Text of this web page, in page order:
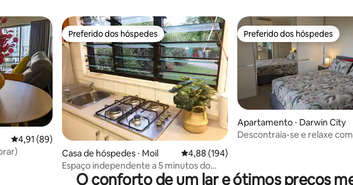
4,91 de uma avaliação média de 5, 89 avaliações
4,91 (89)
Preferido dos hóspedes
Preferido dos hóspedes
Casa de hóspedes ⋅ Moil 4,88 de uma avaliação média de 5, 194
4,88 (194)
Espaço independente a 5 minutos do
aeroporto
Preferido dos hóspedes
Preferido dos hóspedes
Apartamento ⋅ Darwin City
Descontraia-se e relaxe
O conforto de um lar e ótimos preços